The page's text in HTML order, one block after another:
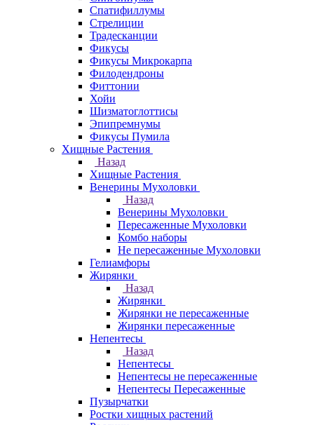
Спатифиллумы
Стрелиции
Традесканции
Фикусы
Фикусы Микрокарпа
Филодендроны
Фиттонии
Хойи
Шизматоглоттисы
Эпипремнумы
Фикусы Пумила
Хищные Растения
Назад
Хищные Растения
Венерины Мухоловки
Назад
Венерины Мухоловки
Пересаженные Мухоловки
Комбо наборы
Не пересаженные Мухоловки
Гелиамфоры
Жирянки
Назад
Жирянки
Жирянки не пересаженные
Жирянки пересаженные
Непентесы
Назад
Непентесы
Непентесы не пересаженные
Непентесы Пересаженные
Пузырчатки
Ростки хищных растений